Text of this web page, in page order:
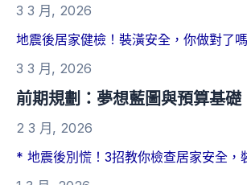
3 3 月, 2026
地震後居家健檢！裝潢安全，你做對了
3 3 月, 2026
前期規劃：夢想藍圖與預算基礎
2 3 月, 2026
* 地震後別慌！3招教你檢查居家安全，